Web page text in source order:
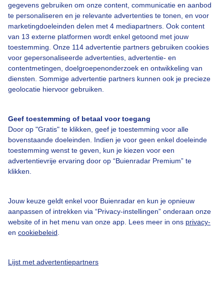
gegevens gebruiken om onze content, communicatie en aanbod
te personaliseren en je relevante advertenties te tonen, en voor
marketingdoeleinden delen met 4 mediapartners. Ook content
van 13 externe platformen wordt enkel getoond met jouw
toestemming. Onze 114 advertentie partners gebruiken cookies
voor gepersonaliseerde advertenties, advertentie- en
contentmetingen, doelgroepenonderzoek en ontwikkeling van
diensten. Sommige advertentie partners kunnen ook je precieze
geolocatie hiervoor gebruiken.
Geef toestemming of betaal voor toegang
Door op "Gratis" te klikken, geef je toestemming voor alle
bovenstaande doeleinden. Indien je voor geen enkel doeleinde
toestemming wenst te geven, kun je kiezen voor een
advertentievrije ervaring door op “Buienradar Premium” te
klikken.
Jouw keuze geldt enkel voor Buienradar en kun je opnieuw
aanpassen of intrekken via “Privacy-instellingen” onderaan onze
website of in het menu van onze app. Lees meer in ons privacy-
en cookiebeleid
Lijst met advertentiepartners
Over Buienradar
Contact
Toegankelijkheid
Gebruikersvoorwaarden
Buienradar Team
Privacy beleid
Cookie beleid
Gratis weerdata